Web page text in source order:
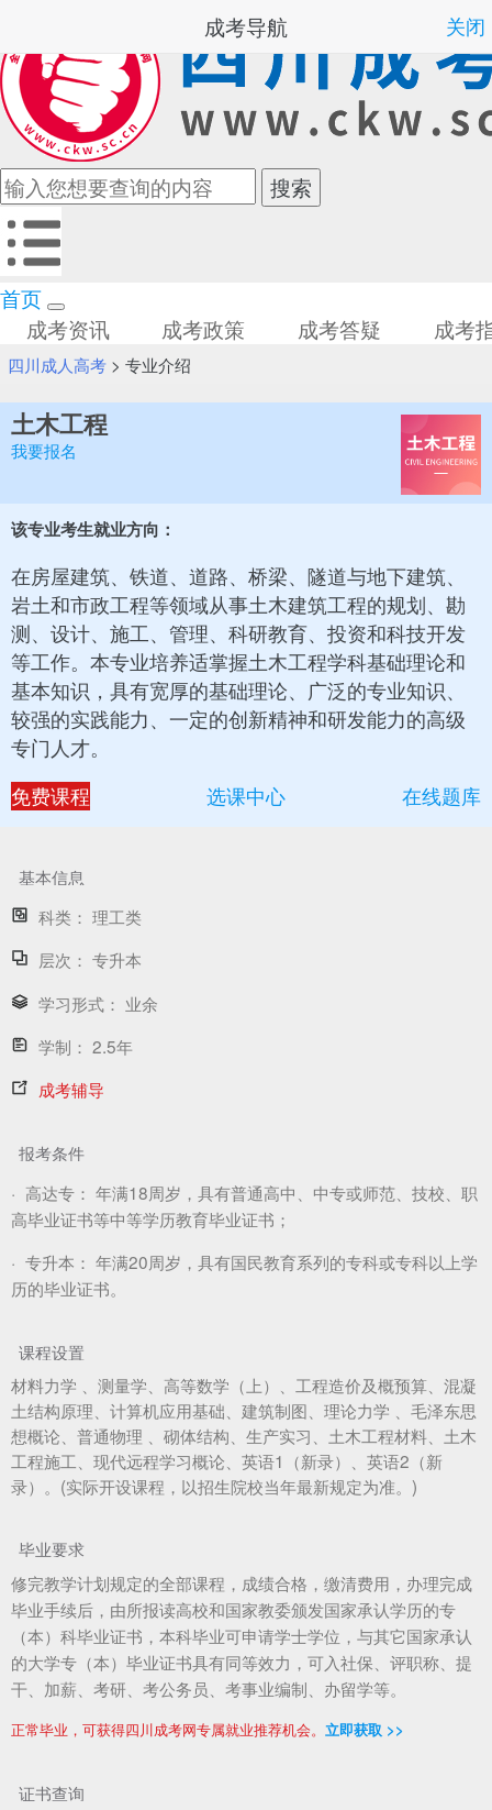
首页
成考资讯
成考政策 成考答疑 成考
四川成人高考> 专业介绍
土木工程
我要报名
该专业考生就业方向：
在房屋建筑、铁道、道路、桥梁、隧道与地下建筑、
岩土和市政工程等领域从事土木建筑工程的规划、勘
测、设计、施工、管理、科研教育、投资和科技开发
等工作。本专业培养适掌握土木工程学科基础理论和
基本知识，具有宽厚的基础理论、广泛的专业知识、
较强的实践能力、一定的创新精神和研发能力的高级
专门人才。
免费课程
选课中心 在线题库
基本信息
科类： 理工类
层次： 专升本
学习形式： 业余
学制： 2.5年
成考辅导
报考条件
· 高达专： 年满18周岁，具有普通高中、中专或师范、技校、职
高毕业证书等中等学历教育毕业证书；
· 专升本： 年满20周岁，具有国民教育系列的专科或专科以上学
历的毕业证书。
课程设置
材料力学 、测量学、高等数学（上）、工程造价及概预算、混凝
土结构原理、计算机应用基础、建筑制图、理论力学 、毛泽东思
想概论、普通物理 、砌体结构、生产实习、土木工程材料、土木
工程施工、现代远程学习概论、英语1（新录）、英语2（新
录）。(实际开设课程，以招生院校当年最新规定为准。)
毕业要求
修完教学计划规定的全部课程，成绩合格，缴清费用，办理完成
毕业手续后，由所报读高校和国家教委颁发国家承认学历的专
（本）科毕业证书，本科毕业可申请学士学位，与其它国家承认
的大学专（本）毕业证书具有同等效力，可入社保、评职称、提
干、加薪、考研、考公务员、考事业编制、办留学等。
正常毕业，可获得四川成考网专属就业推荐机会。 立即获取 >>
证书查询
成考导航 关闭